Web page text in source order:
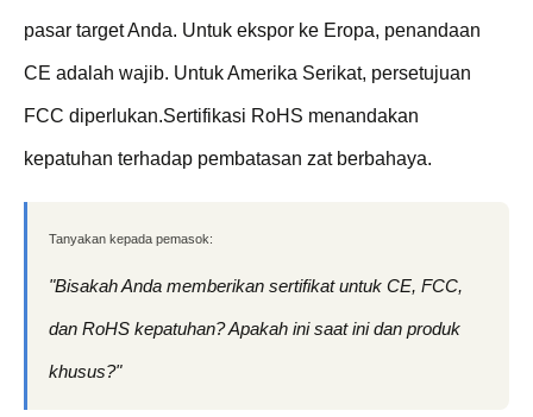
pasar target Anda. Untuk ekspor ke Eropa, penandaan
CE adalah wajib. Untuk Amerika Serikat, persetujuan
FCC diperlukan.Sertifikasi RoHS menandakan
kepatuhan terhadap pembatasan zat berbahaya.
Tanyakan kepada pemasok:
"Bisakah Anda memberikan sertifikat untuk CE, FCC,
dan RoHS kepatuhan? Apakah ini saat ini dan produk
khusus?"